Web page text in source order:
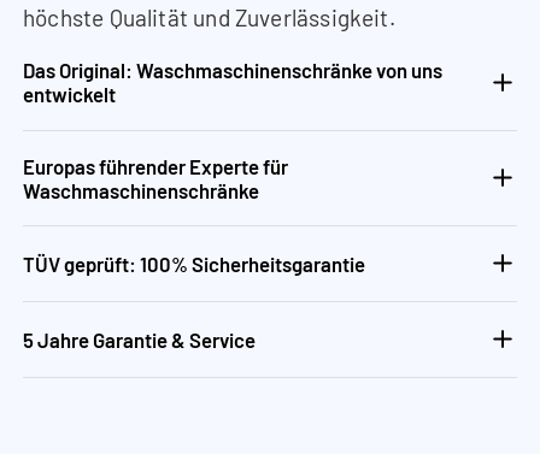
höchste Qualität und Zuverlässigkeit.
Das Original: Waschmaschinenschränke von uns
entwickelt
Europas führender Experte für
Waschmaschinenschränke
TÜV geprüft: 100% Sicherheitsgarantie
5 Jahre Garantie & Service